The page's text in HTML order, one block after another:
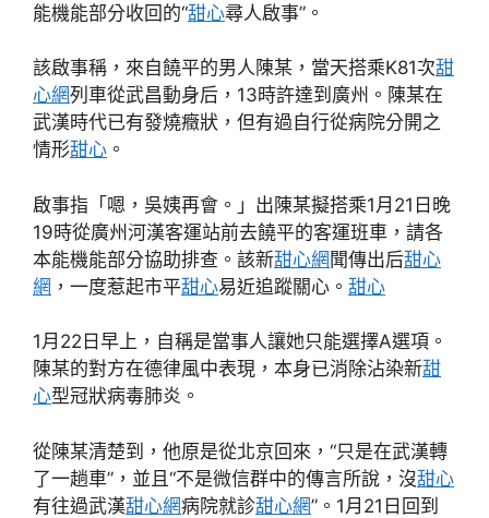
能機能部分收回的“甜心尋人啟事”。
該啟事稱，來自饒平的男人陳某，當天搭乘K81次甜
心網列車從武昌動身后，13時許達到廣州。陳某在
武漢時代已有發燒癥狀，但有過自行從病院分開之
情形甜心 。
啟事指「嗯，吳姨再會。」出陳某擬搭乘1月21日晚
19時從廣州河漢客運站前去饒平的客運班車，請各
本能機能部分協助排查。該新甜心網 聞傳出后甜心
網 ，一度惹起市平甜心易近追蹤關心。 甜心
1月22日早上，自稱是當事人讓她只能選擇A選項。
陳某的對方在德律風中表現，本身已消除沾染新甜
心型冠狀病毒肺炎。
從陳某清楚到，他原是從北京回來，“只是在武漢轉
了一趟車”，並且“不是微信群中的傳言所說，沒甜心
有往過武漢甜心網病院就診甜心網”。1月21日回到